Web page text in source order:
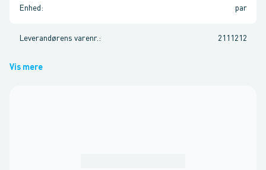
Enhed : par
Leverandørens varenr. : 2111212
Vis mere